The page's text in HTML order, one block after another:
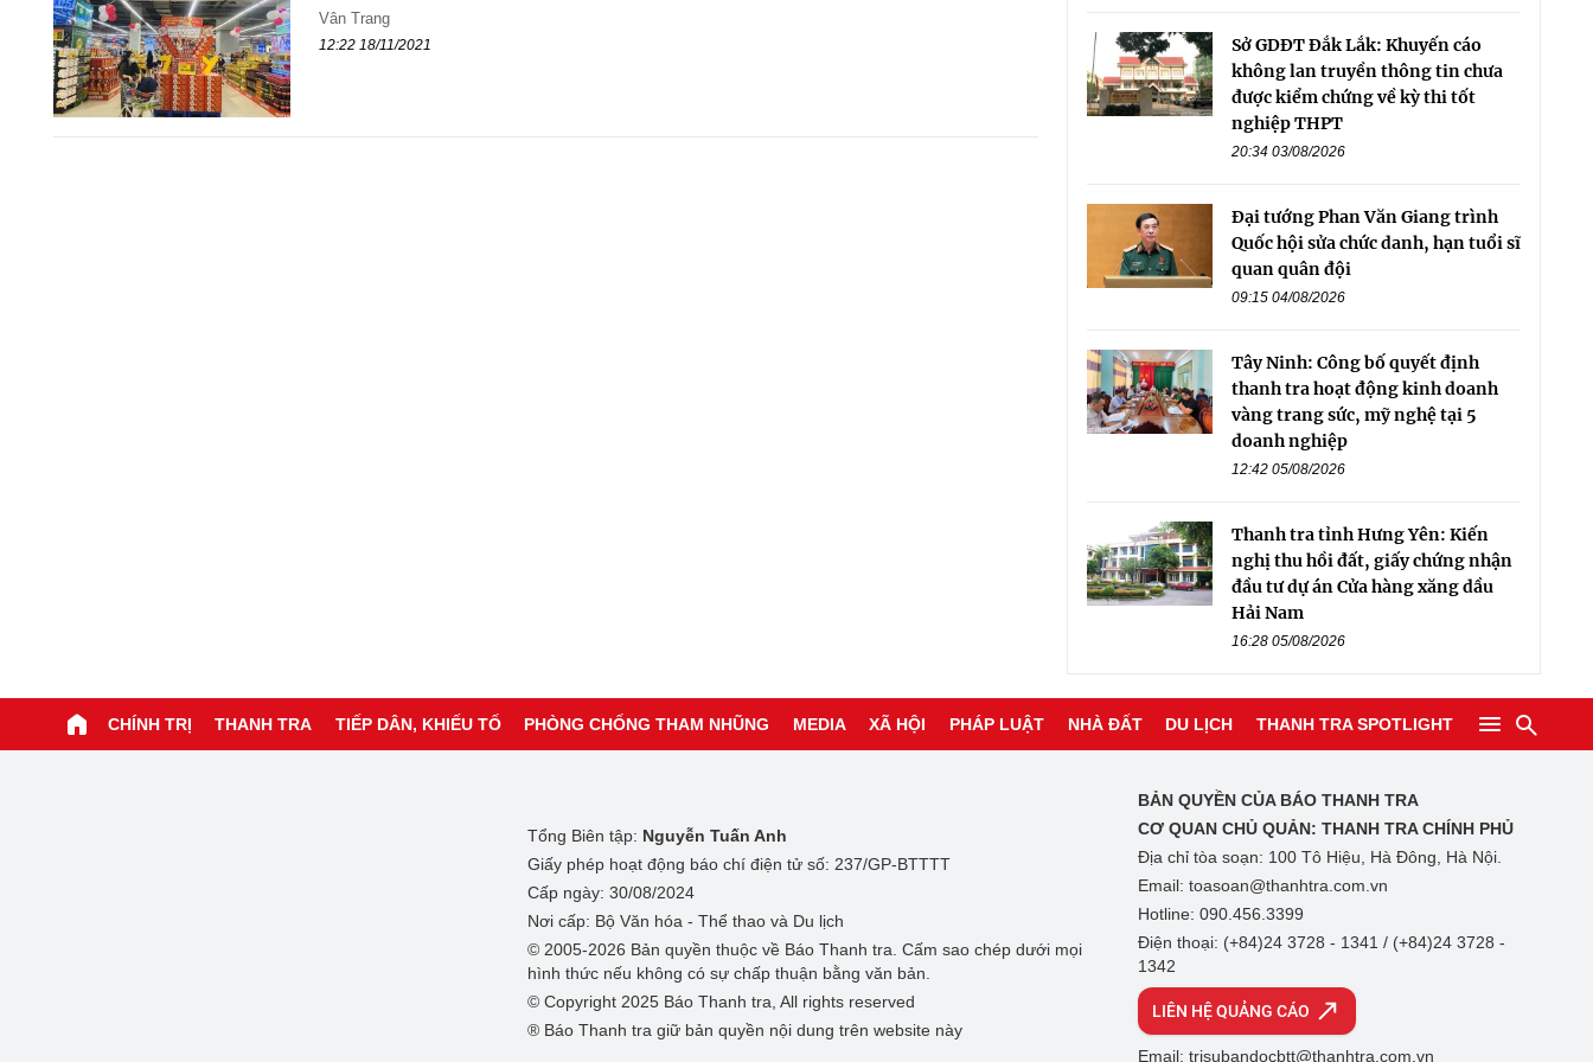
Vân Trang
12:22 18/11/2021
Sở GDĐT Đắk Lắk: Khuyến cáo
không lan truyền thông tin chưa
được kiểm chứng về kỳ thi tốt
nghiệp THPT
20:34 03/08/2026
Đại tướng Phan Văn Giang trình
Quốc hội sửa chức danh, hạn tuổi sĩ
quan quân đội
09:15 04/08/2026
Tây Ninh: Công bố quyết định
thanh tra hoạt động kinh doanh
vàng trang sức, mỹ nghệ tại 5
doanh nghiệp
12:42 05/08/2026
Thanh tra tỉnh Hưng Yên: Kiến
nghị thu hồi đất, giấy chứng nhận
đầu tư dự án Cửa hàng xăng dầu
Hải Nam
16:28 05/08/2026
CHÍNH TRỊ THANH TRA TIẾP DÂN, KHIẾU TỐ PHÒNG CHỐNG THAM NHŨNG MEDIA XÃ HỘI PHÁP LUẬT NHÀ ĐẤT DU LỊCH THANH TRA SPOTLIGHT
Tổng Biên tập: Nguyễn Tuấn Anh
Giấy phép hoạt động báo chí điện tử số: 237/GP-BTTTT
Cấp ngày: 30/08/2024
Nơi cấp: Bộ Văn hóa - Thể thao và Du lịch
© 2005-2026 Bản quyền thuộc về Báo Thanh tra. Cấm sao chép dưới mọi
hình thức nếu không có sự chấp thuận bằng văn bản.
© Copyright 2025 Báo Thanh tra, All rights reserved
® Báo Thanh tra giữ bản quyền nội dung trên website này
BẢN QUYỀN CỦA BÁO THANH TRA
CƠ QUAN CHỦ QUẢN: THANH TRA CHÍNH PHỦ
Địa chỉ tòa soạn: 100 Tô Hiệu, Hà Đông, Hà Nội.
Email: toasoan@thanhtra.com.vn
Hotline: 090.456.3399
Điện thoại: (+84)24 3728 - 1341 / (+84)24 3728 -
1342
LIÊN HỆ QUẢNG CÁO
Email: trisubandocbtt@thanhtra.com.vn